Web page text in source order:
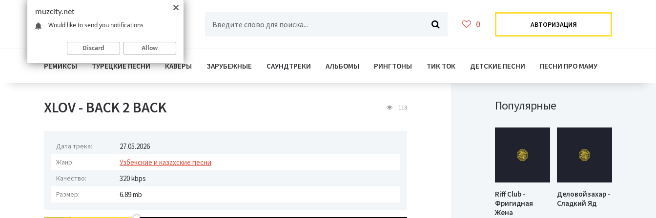
0 АВТОРИЗАЦИЯ
РЕМИКСЫ ТУРЕЦКИЕ ПЕСНИ КАВЕРЫ ЗАРУБЕЖНЫЕ САУНДТРЕКИ АЛЬБОМЫ РИНГТОНЫ ТИК ТОК ДЕТСКИЕ ПЕСНИ ПЕСНИ ПРО МАМУ
XLOV - BACK 2 BACK 118
Дата трека: 27.05.2026
Жанр: Узбекские и казахские песни
Качество: 320 kbps
Размер: 6.89 mb
Популярные
Riff Club -
Фригидная
Жена
Деловойзахар -
Сладкий Яд
muzcity.net
Would like to send you notifications
Discard Allow